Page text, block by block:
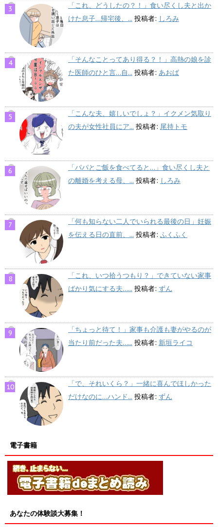
「これ、どうしたの？！」食い尽くし夫と出か
けた息子…帰宅後、... 投稿者: しろみ
「そんなことってあり得る？！」高熱の娘を診
た医師のひと言…自... 投稿者: あおば
「こんな夫、嬉しいでしょ？」イクメン気取り
の夫が女性社員にア... 投稿者: 尾持トモ
「パパとご飯を食べてると…」食い尽くし夫と
の離婚を考える母、... 投稿者: しろみ
「何も知らない二人でいられる最後の日」妊娠
を伝える日の直前、... 投稿者: ふくふく
「これ、いつ拾うつもり？」できていない家事
ばかり気にする夫…... 投稿者: ずん
「ちょっと待て！」家事も介護も妻がやるのが
当たり前だった夫…... 投稿者: 新垣ライコ
「で、それいくら？」一緒に喜んでほしかった
だけなのに…ハンド... 投稿者: ずん
電子書籍
あなたの体験談大募集！